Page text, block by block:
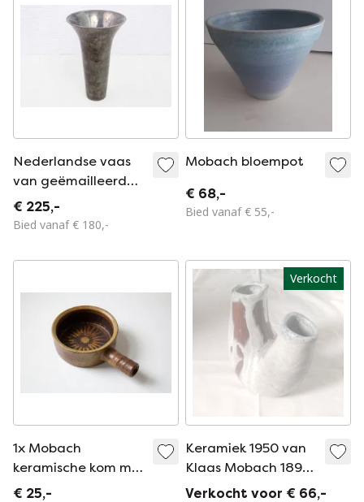
Nederlandse vaas
van geëmailleerd
keramiek MOBACH
1970
€ 225,-
Bied vanaf € 180,-
Mobach bloempot
€ 68,-
Bied vanaf € 55,-
1x Mobach
keramische kom met
handvat
€ 25,-
Verkocht
Keramiek 1950 van
Klaas Mobach 1893-
1976. Uitgegeven
Verkocht voor € 66,-